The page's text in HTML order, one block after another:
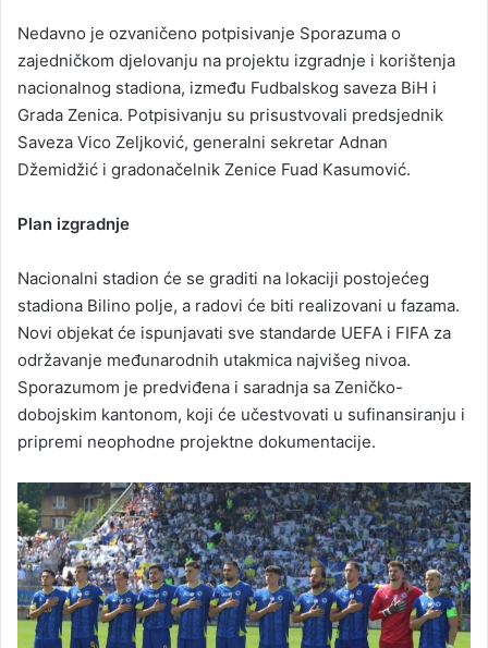
Nedavno je ozvaničeno potpisivanje Sporazuma o
zajedničkom djelovanju na projektu izgradnje i korištenja
nacionalnog stadiona, između Fudbalskog saveza BiH i
Grada Zenica. Potpisivanju su prisustvovali predsjednik
Saveza Vico Zeljković, generalni sekretar Adnan
Džemidžić i gradonačelnik Zenice Fuad Kasumović.
Plan izgradnje
Nacionalni stadion će se graditi na lokaciji postojećeg
stadiona Bilino polje, a radovi će biti realizovani u fazama.
Novi objekat će ispunjavati sve standarde UEFA i FIFA za
održavanje međunarodnih utakmica najvišeg nivoa.
Sporazumom je predviđena i saradnja sa Zeničko-
dobojskim kantonom, koji će učestvovati u sufinansiranju i
pripremi neophodne projektne dokumentacije.